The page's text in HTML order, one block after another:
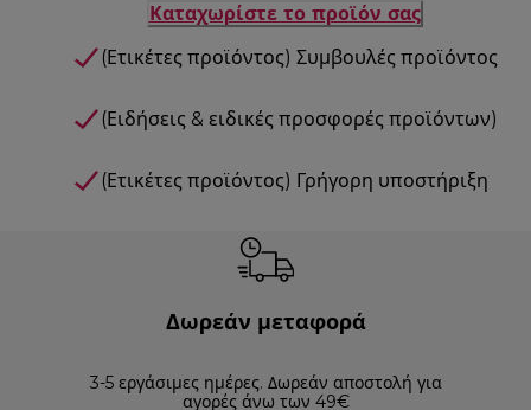
Καταχωρίστε το προϊόν σας
(Ετικέτες προϊόντος) Συμβουλές προϊόντος
(Ειδήσεις & ειδικές προσφορές προϊόντων)
(Ετικέτες προϊόντος) Γρήγορη υποστήριξη
Δωρεάν μεταφορά
3-5 εργάσιμες ημέρες. Δωρεάν αποστολή για
αγορές άνω των 49€